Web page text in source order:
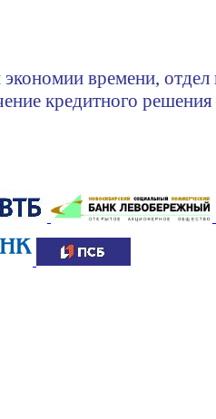
времени,
кредитного решения